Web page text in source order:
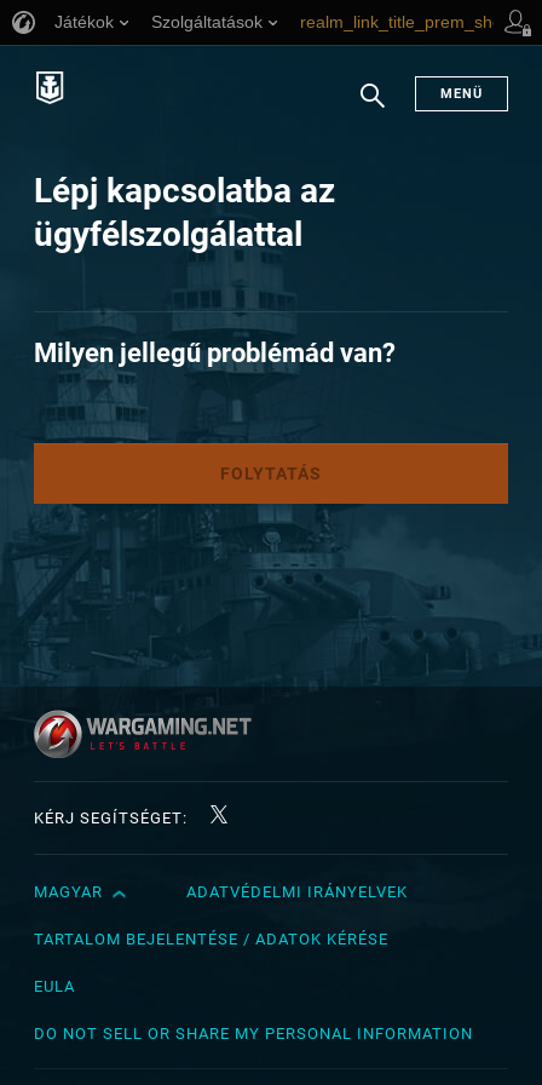
Játékok Szolgáltatások realm_link_title_prem_shop
Keresés
MENÜ
Lépj kapcsolatba az
ügyfélszolgálattal
Milyen jellegű problémád van?
FOLYTATÁS
KÉRJ SEGÍTSÉGET:
English
Čeština
MAGYAR ADATVÉDELMI IRÁNYELVEK
TARTALOM BEJELENTÉSE / ADATOK KÉRÉSE
EULA
DO NOT SELL OR SHARE MY PERSONAL INFORMATION